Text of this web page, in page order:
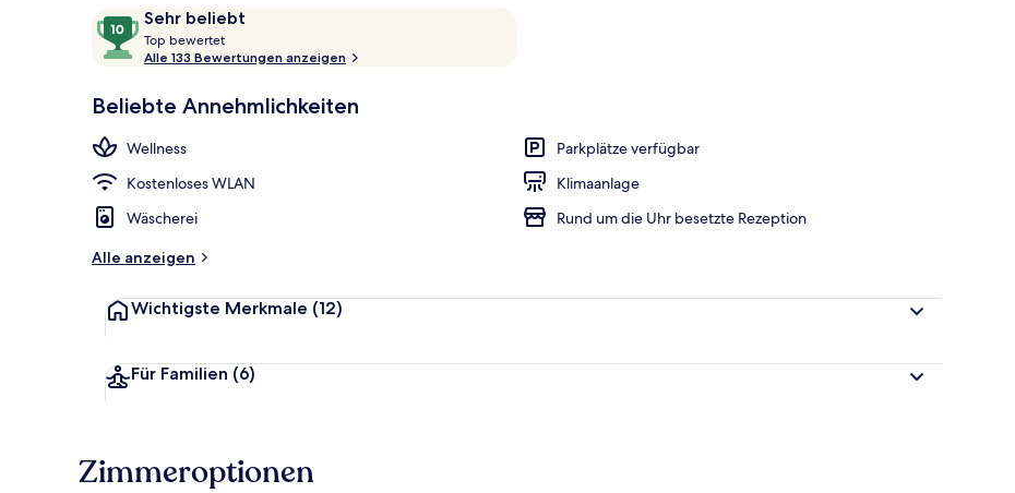
Bewertungen
Sehr beliebt
10
von
10,
beliebt
Top bewertet
o
b
e
r
Alle 133 Bewertungen anzeigen
Beliebte Annehmlichkeiten
Wellness
Parkplätze verfügbar
Kostenloses WLAN
Klimaanlage
Wäscherei
Rund um die Uhr besetzte Rezeption
Alle anzeigen
Wichtigste Merkmale (12)
Für Familien (6)
Zimmeroptionen